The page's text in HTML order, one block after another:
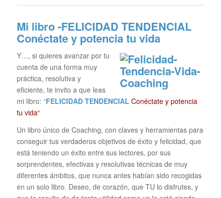
Mi libro -FELICIDAD TENDENCIAL
Conéctate y potencia tu vida
Y…, si quieres avanzar por tu
cuenta de una forma muy
práctica, resolutiva y
eficiente, te invito a que leas
mi libro: “FELICIDAD TENDENCIAL Conéctate y potencia
tu vida“
Un libro único de Coaching, con claves y herramientas para
conseguir tus verdaderos objetivos de éxito y felicidad, que
está teniendo un éxito entre sus lectores, por sus
sorprendentes, efectivas y resolutivas técnicas de muy
diferentes ámbitos, que nunca antes habían sido recogidas
en un solo libro. Deseo, de corazón, que TU lo disfrutes, y